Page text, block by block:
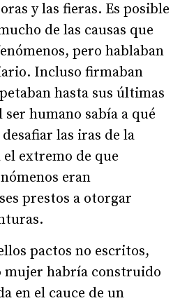
y las fieras. Es posible
de las causas que
pero hablaban
Incluso firmaban
hasta sus últimas
ser humano sabía a qué
las iras de la
extremo de que
eran
prestos a otorgar
pactos no escritos,
mujer habría construido
en el cauce de un